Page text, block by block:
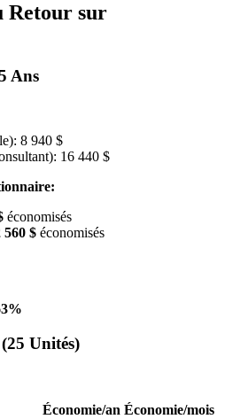
Retour sur
Ans
8 940 $
16 440 $
économisés
560 $ économisés
Unités)
Économie/an Économie/mois